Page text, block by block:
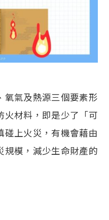
氧氣及熱源三個要素形
火材料，即是少了「可
上火災，有機會藉由
規模，減少生命財產的